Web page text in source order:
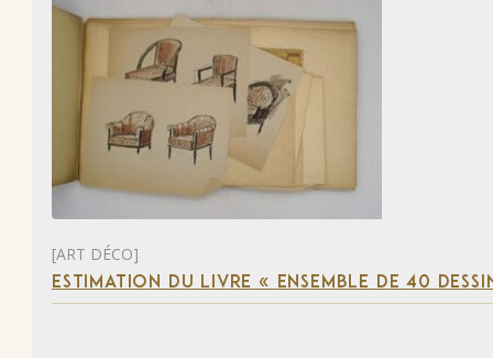
[ART DÉCO]
ESTIMATION DU LIVRE « ENSEMBLE DE 40